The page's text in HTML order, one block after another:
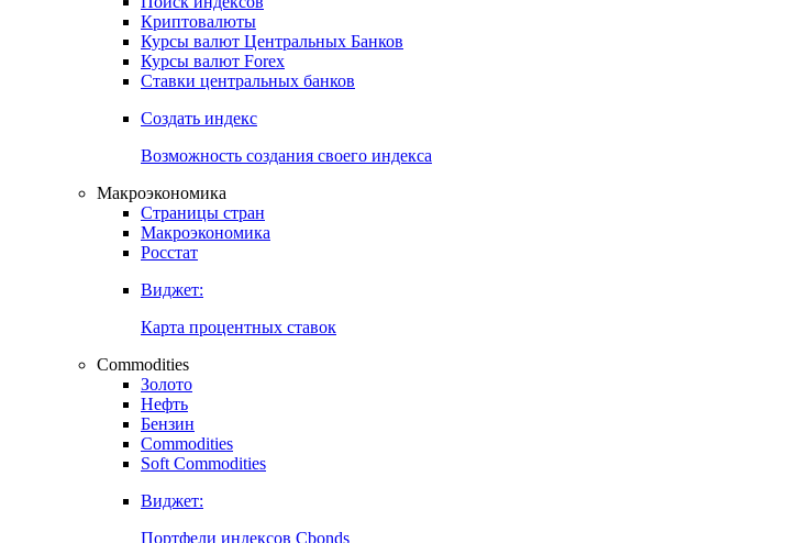
Получить доступ
Индикаторы рынка
Поиск индексов
Криптовалюты
Курсы валют Центральных Банков
Курсы валют Forex
Ставки центральных банков
Создать индекс
Возможность создания своего индекса
Макроэкономика
Страницы стран
Макроэкономика
Росстат
Виджет:
Карта процентных ставок
Commodities
Золото
Нефть
Бензин
Commodities
Soft Commodities